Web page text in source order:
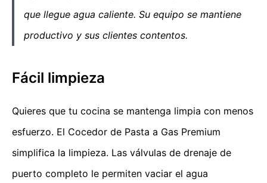
que llegue agua caliente. Su equipo se mantiene
productivo y sus clientes contentos.
Fácil limpieza
Quieres que tu cocina se mantenga limpia con menos
esfuerzo. El Cocedor de Pasta a Gas Premium
simplifica la limpieza. Las válvulas de drenaje de
puerto completo le permiten vaciar el agua